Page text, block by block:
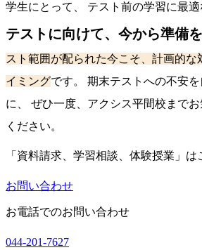
学生にとって、 テスト前の学習に最適
テストに向けて、今から準備
スト範囲が配られた今こそ、計画的な
イミングです。 期末テストへの不安
に、 ぜひ一度、アクシス平間校まで
ください。
「資料請求、学習相談、体験授業」は
お問い合わせ
お電話でのお問い合わせ
044-201-7627